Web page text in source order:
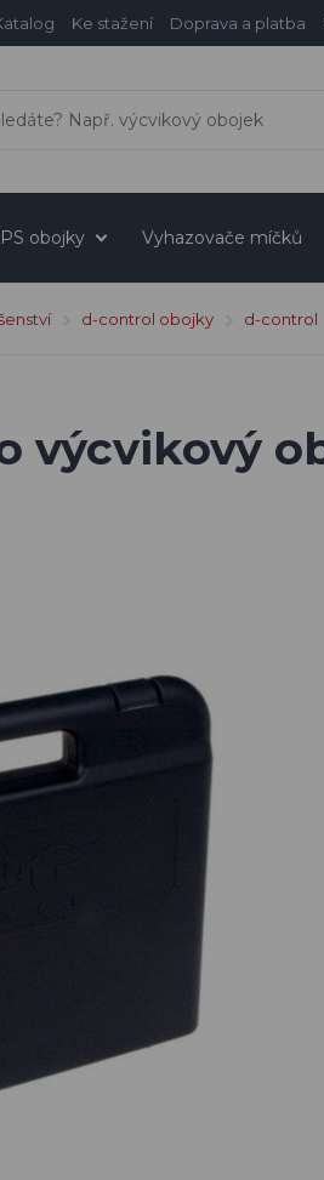
Ke stažení Doprava a platba
obojky Vyhazovače míčků
d-control obojky d-control
výcvikový